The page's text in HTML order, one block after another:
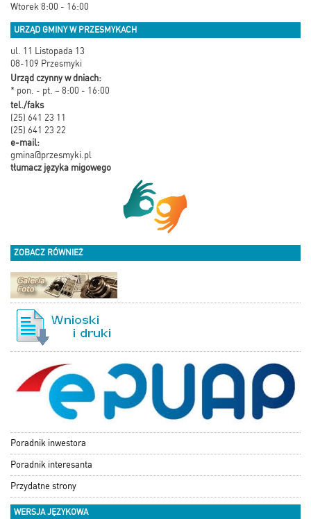
Wtorek 8:00 - 16:00
URZĄD GMINY W PRZESMYKACH
ul. 11 Listopada 13
08-109 Przesmyki
Urząd czynny w dniach:
* pon. - pt. – 8:00 - 16:00
tel./faks
(25) 641 23 11
(25) 641 23 22
e-mail:
gmina@przesmyki.pl
tłumacz języka migowego
ZOBACZ RÓWNIEŻ
Poradnik inwestora
Poradnik interesanta
Przydatne strony
WERSJA JĘZYKOWA